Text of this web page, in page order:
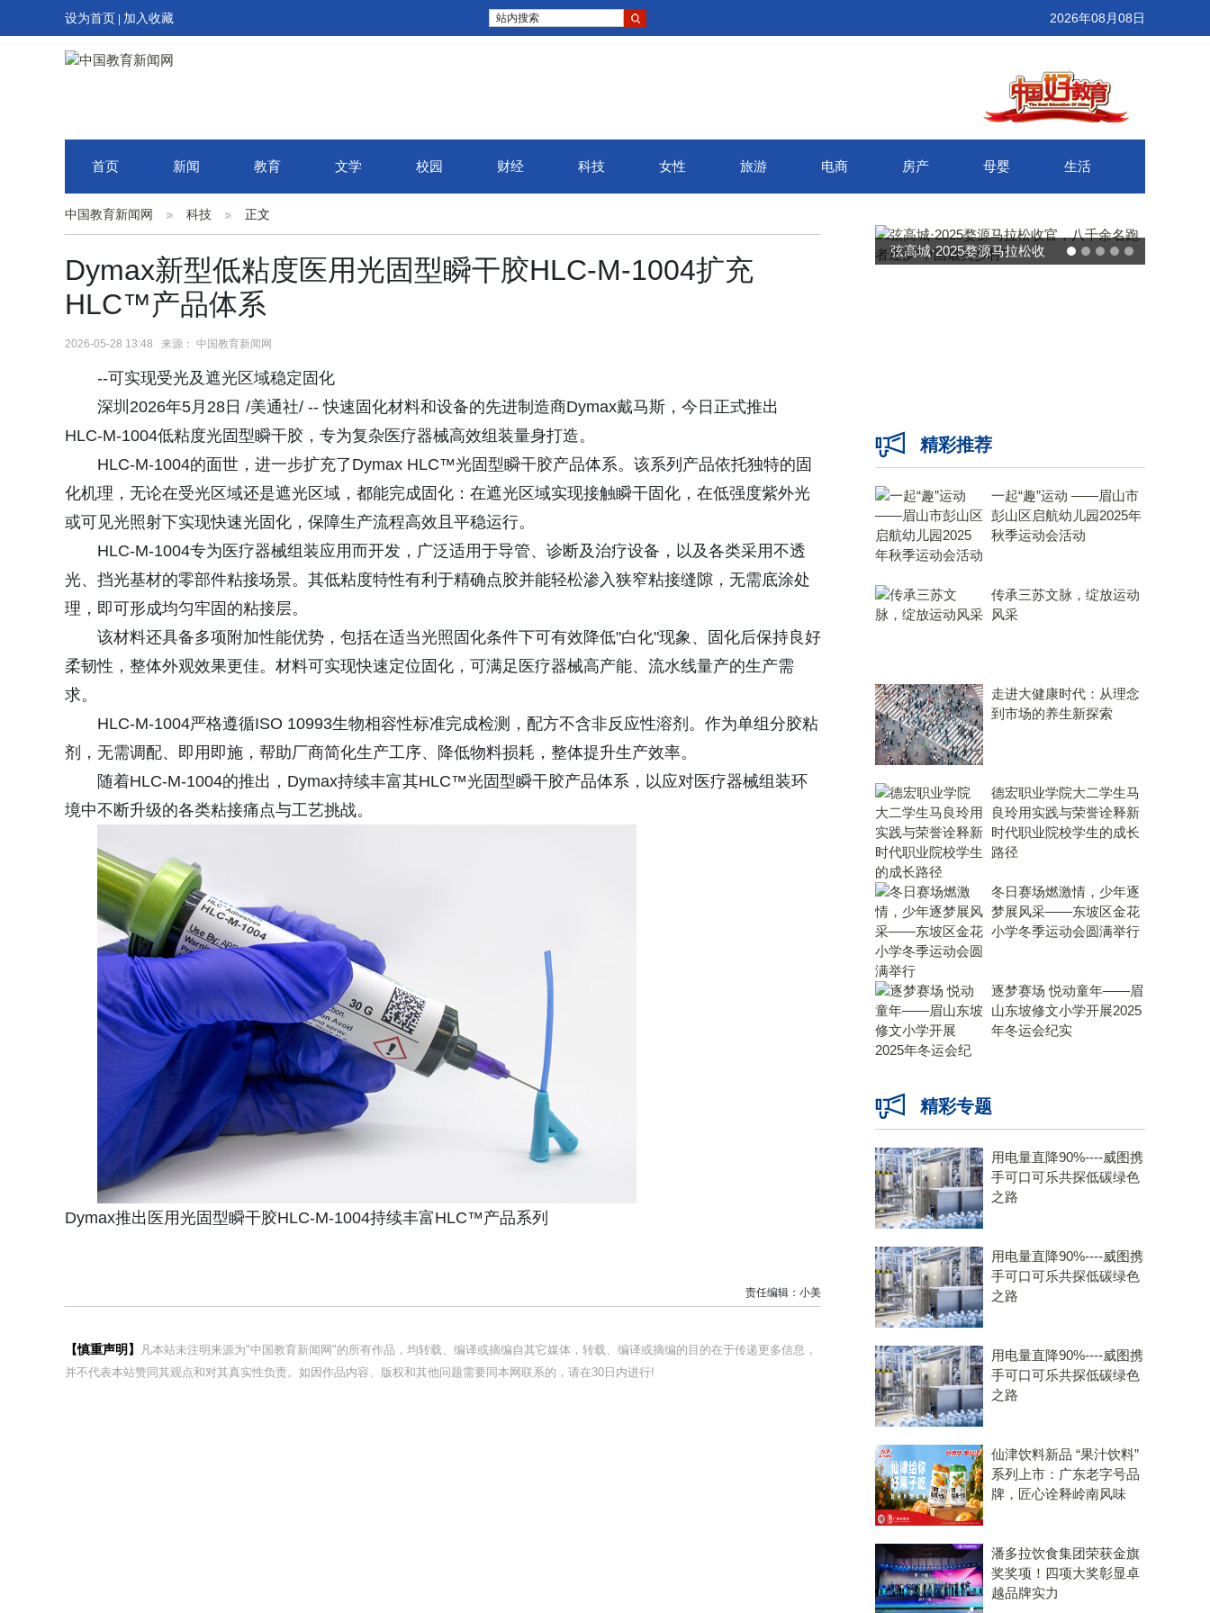
设为首页 加入收藏 站内搜索 2026年08月08日
首页 新闻 教育 文学 校园 财经 科技 女性 旅游 电商 房产 母婴 生活
中国教育新闻网 科技 正文
Dymax新型低粘度医用光固型瞬干胶HLC‑M‑1004扩充
HLC™产品体系
2026-05-28 13:48 来源： 中国教育新闻网
--可实现受光及遮光区域稳定固化
深圳2026年5月28日 /美通社/ -- 快速固化材料和设备的先进制造商Dymax戴马斯，今日正式推出
HLC‑M‑1004低粘度光固型瞬干胶，专为复杂医疗器械高效组装量身打造。
HLC‑M‑1004的面世，进一步扩充了Dymax HLC™光固型瞬干胶产品体系。该系列产品依托独特的固
化机理，无论在受光区域还是遮光区域，都能完成固化：在遮光区域实现接触瞬干固化，在低强度紫外光
或可见光照射下实现快速光固化，保障生产流程高效且平稳运行。
HLC‑M‑1004专为医疗器械组装应用而开发，广泛适用于导管、诊断及治疗设备，以及各类采用不透
光、挡光基材的零部件粘接场景。其低粘度特性有利于精确点胶并能轻松渗入狭窄粘接缝隙，无需底涂处
理，即可形成均匀牢固的粘接层。
该材料还具备多项附加性能优势，包括在适当光照固化条件下可有效降低"白化"现象、固化后保持良好
柔韧性，整体外观效果更佳。材料可实现快速定位固化，可满足医疗器械高产能、流水线量产的生产需
求。
HLC‑M‑1004严格遵循ISO 10993生物相容性标准完成检测，配方不含非反应性溶剂。作为单组分胶粘
剂，无需调配、即用即施，帮助厂商简化生产工序、降低物料损耗，整体提升生产效率。
随着HLC‑M‑1004的推出，Dymax持续丰富其HLC™光固型瞬干胶产品体系，以应对医疗器械组装环
境中不断升级的各类粘接痛点与工艺挑战。
Dymax推出医用光固型瞬干胶HLC‑M‑1004持续丰富HLC™产品系列
责任编辑：小美
【慎重声明】
凡本站未注明来源为"中国教育新闻网"的所有作品，均转载、编译或摘编自其它媒体，转载、编译或摘编的目的在于传递更多信息，
并不代表本站赞同其观点和对其真实性负责。如因作品内容、版权和其他问题需要同本网联系的，请在30日内进行!
弦高城·2025婺源马拉松收
精彩推荐
一起“趣”运动 ——眉山市
彭山区启航幼儿园2025年
秋季运动会活动
传承三苏文脉，绽放运动
风采
走进大健康时代：从理念
到市场的养生新探索
德宏职业学院大二学生马
良玲用实践与荣誉诠释新
时代职业院校学生的成长
路径
冬日赛场燃激情，少年逐
梦展风采——东坡区金花
小学冬季运动会圆满举行
逐梦赛场 悦动童年——眉
山东坡修文小学开展2025
年冬运会纪实
精彩专题
用电量直降90%----威图携
手可口可乐共探低碳绿色
之路
用电量直降90%----威图携
手可口可乐共探低碳绿色
之路
用电量直降90%----威图携
手可口可乐共探低碳绿色
之路
仙津饮料新品 “果汁饮料”
系列上市：广东老字号品
牌，匠心诠释岭南风味
潘多拉饮食集团荣获金旗
奖奖项！四项大奖彰显卓
越品牌实力